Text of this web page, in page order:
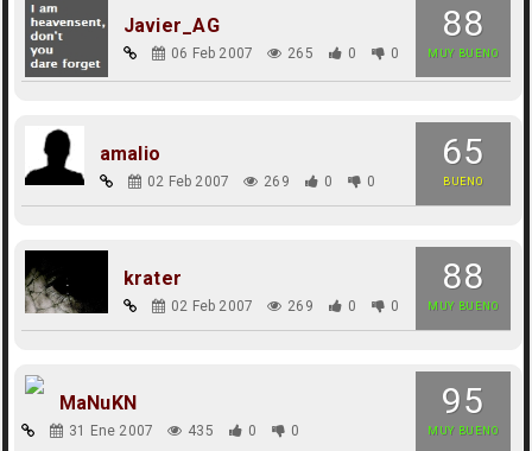
88
MUY BUENO
Javier_AG
06 Feb 2007 265 0 0
65
BUENO
amalio
02 Feb 2007 269 0 0
88
MUY BUENO
krater
02 Feb 2007 269 0 0
95
MUY BUENO
MaNuKN
31 Ene 2007 435 0 0